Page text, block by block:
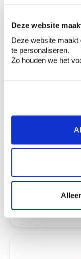
Deze website
Deze website
te personaliseren.
Zo houden we het
Metallic Chic
ruimtes.
Krijg
en je
Krijg